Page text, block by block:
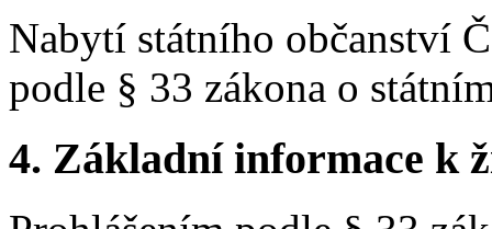
Nabytí státního občanství
podle § 33 zákona o
4. Základní informace k